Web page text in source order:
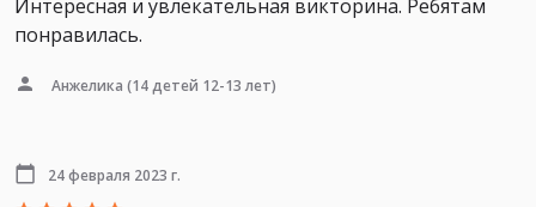
Интересная и увлекательная викторина. Ребятам
понравилась.
Анжелика (14 детей 12-13 лет)
24 февраля 2023 г.